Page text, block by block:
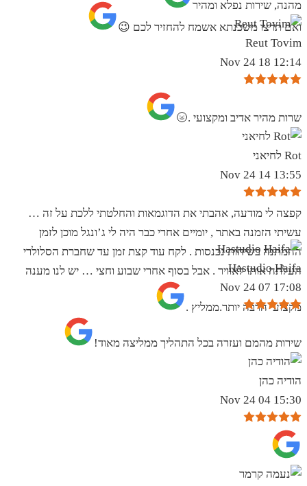
ואם תרצו משכנתא אשמח להחזיר לכם 😉
מהנה, שירות נפלא ומהיר
Reut Tovim
12:14 18 Nov 24
שרות מהיר אדיב ומקצועי .🌝
Rot לחיאני
13:55 14 Nov 24
קפצה לי מודעה, אהבתי את הדוגמאות והחלטתי ללכת על זה …
עשיתי הזמנה באתר , יומיים אחרי כבר היה לי ג’ונגל מוכן לזמן
ההמתנה בשיחות נכנסות . לקח עוד קצת זמן עד שחברת הסלולרי
העלתה אותו לאוויר . אבל בסוף אחרי שבוע וחצי … יש לנו מענה
מקצועי הרבה יותר.ממליץ .
Hastudio Haifa
17:08 07 Nov 24
שירות מהמם ועזרה בכל התהליך ממליצה מאוד!
הודיה כהן
15:30 04 Nov 24